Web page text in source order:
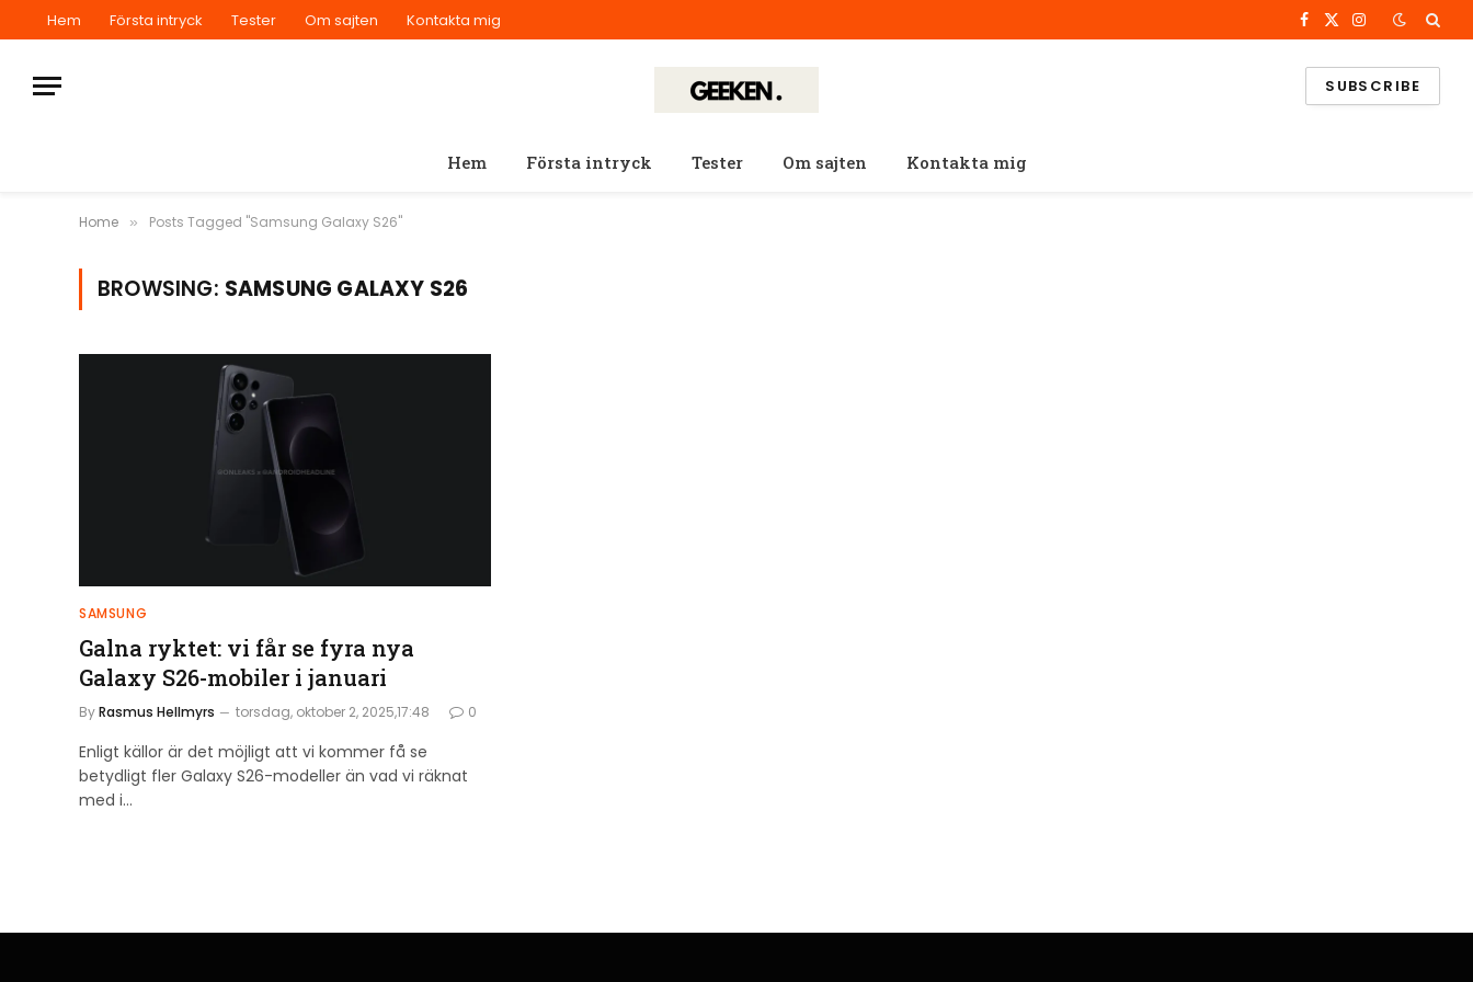
Hem Första intryck Tester Om sajten Kontakta mig Facebook
X
Instagram
SUBSCRIBE
Hem Första intryck Tester Om sajten Kontakta mig
Home » Posts Tagged "Samsung Galaxy S26"
BROWSING: SAMSUNG GALAXY S26
SAMSUNG
Galna ryktet: vi får se fyra nya
Galaxy S26-mobiler i januari
ByRasmus Hellmyrs torsdag, oktober 2, 2025,17:48 0
Enligt källor är det möjligt att vi kommer få se
betydligt fler Galaxy S26-modeller än vad vi räknat
med i…